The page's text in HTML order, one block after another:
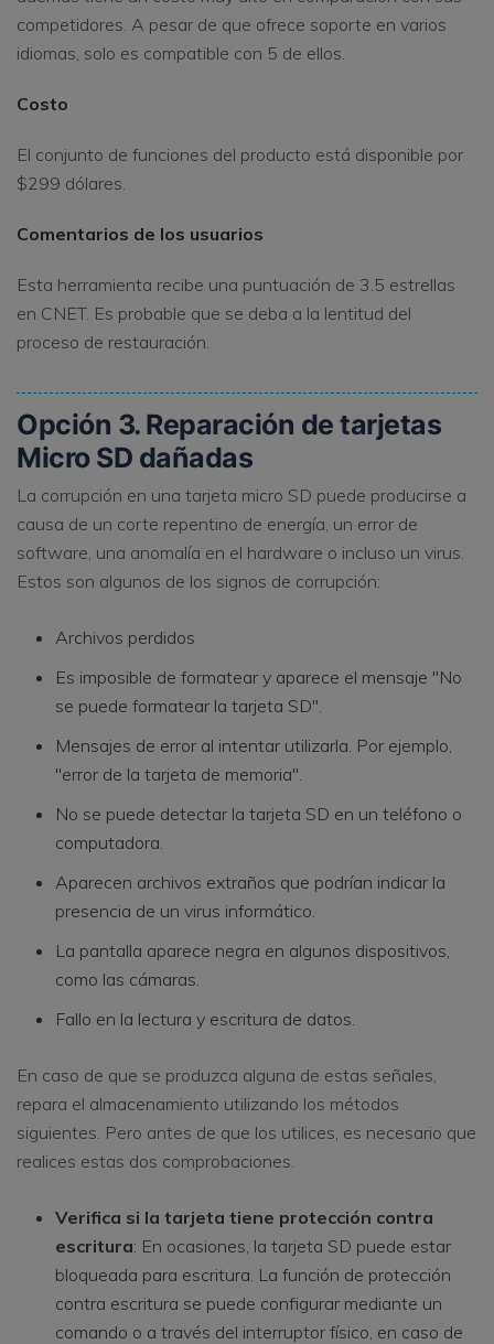
competidores. A pesar de que ofrece soporte en varios
idiomas, solo es compatible con 5 de ellos.
Costo
El conjunto de funciones del producto está disponible por
$299 dólares.
Comentarios de los usuarios
Esta herramienta recibe una puntuación de 3.5 estrellas
en CNET. Es probable que se deba a la lentitud del
proceso de restauración.
Opción 3. Reparación de tarjetas
Micro SD dañadas
La corrupción en una tarjeta micro SD puede producirse a
causa de un corte repentino de energía, un error de
software, una anomalía en el hardware o incluso un virus.
Estos son algunos de los signos de corrupción:
Archivos perdidos
Es imposible de formatear y aparece el mensaje "No
se puede formatear la tarjeta SD".
Mensajes de error al intentar utilizarla. Por ejemplo,
"error de la tarjeta de memoria".
No se puede detectar la tarjeta SD en un teléfono o
computadora.
Aparecen archivos extraños que podrían indicar la
presencia de un virus informático.
La pantalla aparece negra en algunos dispositivos,
como las cámaras.
Fallo en la lectura y escritura de datos.
En caso de que se produzca alguna de estas señales,
repara el almacenamiento utilizando los métodos
siguientes. Pero antes de que los utilices, es necesario que
realices estas dos comprobaciones.
Verifica si la tarjeta tiene protección contra
escritura: En ocasiones, la tarjeta SD puede estar
bloqueada para escritura. La función de protección
contra escritura se puede configurar mediante un
comando o a través del interruptor físico, en caso de